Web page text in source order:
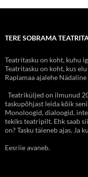
TERE SOBRAMA
Teatritasku on koht, kuhu
Teatritasku on koht, kus
Raplamaa ajalehe
Teatriküljed on ilmunud
taskupõhjast leida kõik
Monoloogid, dialoogid,
tekiks teatripilt. Ehk saab
on? Tasku täieneb ajas. Ja
Eesriie avaneb.